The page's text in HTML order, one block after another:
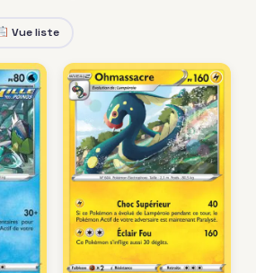
Vue liste